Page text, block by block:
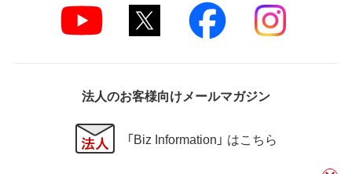
法人のお客様向けメールマガジン
「Biz Information」 はこちら